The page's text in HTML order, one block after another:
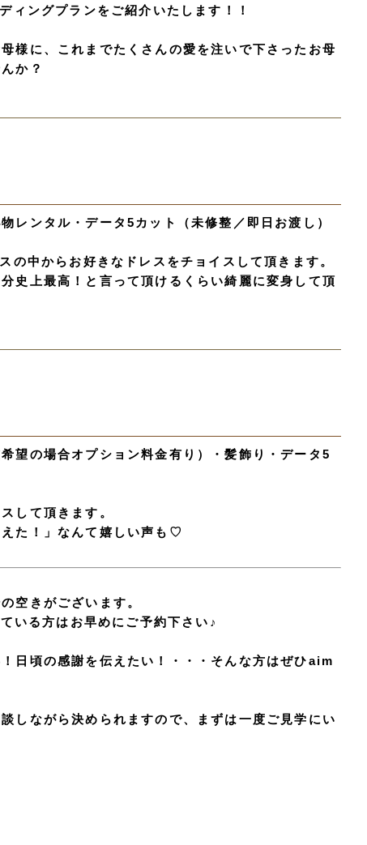
ィングプランをご紹介いたします！！
様に、これまでたくさんの愛を注いで下さったお母
か？
レンタル・データ5カット（未修整／即日お渡し）
中からお好きなドレスをチョイスして頂きます。
史上最高！と言って頂けるくらい綺麗に変身して頂
望の場合オプション料金有り）・髪飾り・データ5
して頂きます。
えた！」なんて嬉しい声も♡
空きがございます。
いる方はお早めにご予約下さい♪
日頃の感謝を伝えたい！・・・そんな方はぜひaim
しながら決められますので、まずは一度ご見学にい